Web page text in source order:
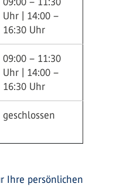
Uhr | 14:00 –
16:30 Uhr
09:00 – 11:30
Uhr | 14:00 –
16:30 Uhr
geschlossen
Ihre persönlichen